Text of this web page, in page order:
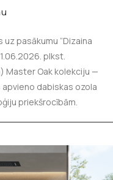
pasākumu “Dizaina
plkst.
Master Oak kolekciju —
dabiskas ozola
priekšrocībām.